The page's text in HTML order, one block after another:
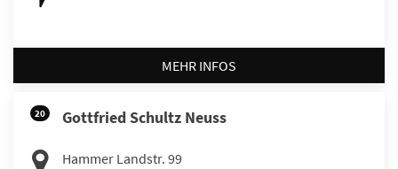
MEHR INFOS
20 Gottfried Schultz Neuss
Hammer Landstr. 99